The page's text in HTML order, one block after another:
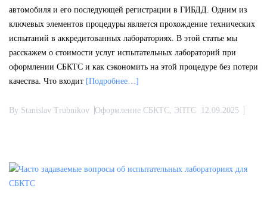
автомобиля и его последующей регистрации в ГИБДД. Одним из
ключевых элементов процедуры является прохождение технических
испытаний в аккредитованных лабораториях. В этой статье мы
расскажем о стоимости услуг испытательных лабораторий при
оформлении СБКТС и как сэкономить на этой процедуре без потери
качества. Что входит [Подробнее…]
By Stanislav Trubnikov Оформление СБКТС, ЭПТС 12.09.2025